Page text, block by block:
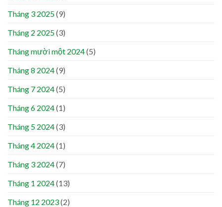
Tháng 3 2025(9)
Tháng 2 2025(3)
Tháng mười một 2024(5)
Tháng 8 2024(9)
Tháng 7 2024(5)
Tháng 6 2024(1)
Tháng 5 2024(3)
Tháng 4 2024(1)
Tháng 3 2024(7)
Tháng 1 2024(13)
Tháng 12 2023(2)